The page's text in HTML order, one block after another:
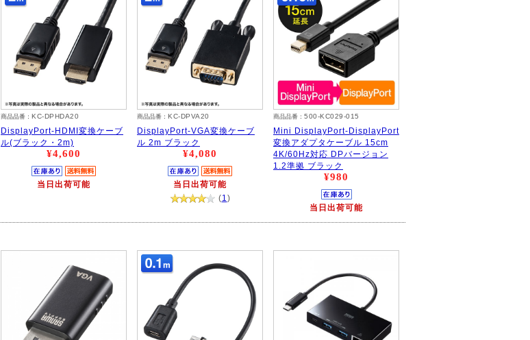
商品品番： KC-DPHDA20
DisplayPort-HDMI変換ケーブ
ル(ブラック・2m)
¥4,600
当日出荷可能
商品品番： KC-DPVA20
DisplayPort-VGA変換ケーブ
ル 2m ブラック
¥4,080
当日出荷可能
(1 )
商品品番： 500-KC029-015
Mini DisplayPort-DisplayPort
変換アダプタケーブル 15cm
4K/60Hz対応 DPバージョン
1.2準拠 ブラック
¥980
当日出荷可能